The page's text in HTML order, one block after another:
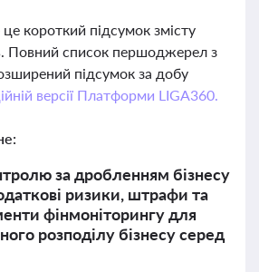
короткий підсумок змісту
Повний список першоджерел з
підсумок за добу
версії Платформи LIGA360.
за дробленням бізнесу
ризики, штрафи та
фінмоніторингу для
розподілу бізнесу серед